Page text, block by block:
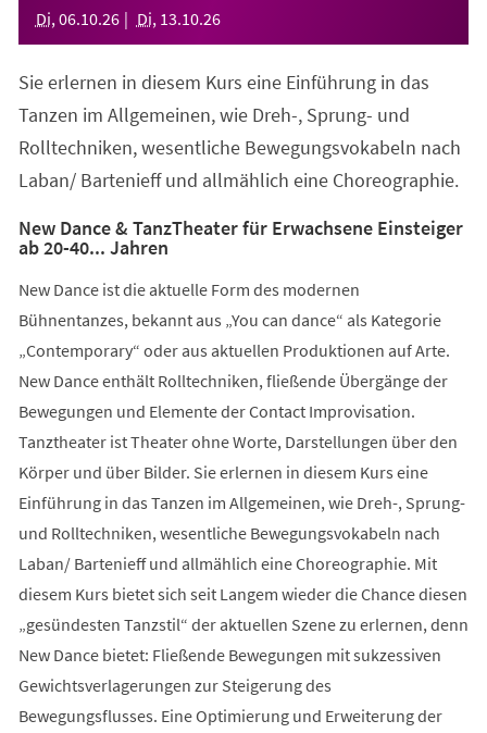
Di, 06.10.26 Di, 13.10.26
Sie erlernen in diesem Kurs eine Einführung in das
Tanzen im Allgemeinen, wie Dreh-, Sprung- und
Rolltechniken, wesentliche Bewegungsvokabeln nach
Laban/ Bartenieff und allmählich eine Choreographie.
New Dance & TanzTheater für Erwachsene Einsteiger
ab 20-40... Jahren
New Dance ist die aktuelle Form des modernen
Bühnentanzes, bekannt aus „You can dance“ als Kategorie
„Contemporary“ oder aus aktuellen Produktionen auf Arte.
New Dance enthält Rolltechniken, fließende Übergänge der
Bewegungen und Elemente der Contact Improvisation.
Tanztheater ist Theater ohne Worte, Darstellungen über den
Körper und über Bilder. Sie erlernen in diesem Kurs eine
Einführung in das Tanzen im Allgemeinen, wie Dreh-, Sprung-
und Rolltechniken, wesentliche Bewegungsvokabeln nach
Laban/ Bartenieff und allmählich eine Choreographie. Mit
diesem Kurs bietet sich seit Langem wieder die Chance diesen
„gesündesten Tanzstil“ der aktuellen Szene zu erlernen, denn
New Dance bietet: Fließende Bewegungen mit sukzessiven
Gewichtsverlagerungen zur Steigerung des
Bewegungsflusses. Eine Optimierung und Erweiterung der